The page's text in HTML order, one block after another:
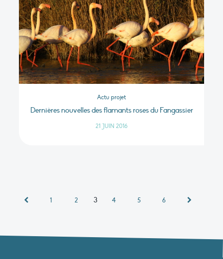
Actu projet
Dernières nouvelles des flamants roses du Fangassier
21 JUIN 2016
1 2 3 4 5 6